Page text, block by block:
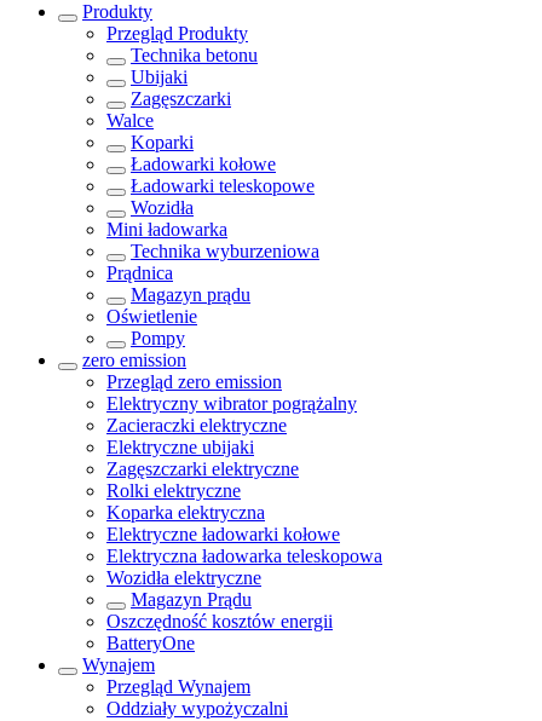
Produkty
Przegląd Produkty
Technika betonu
Ubijaki
Zagęszczarki
Walce
Koparki
Ładowarki kołowe
Ładowarki teleskopowe
Wozidła
Mini ładowarka
Technika wyburzeniowa
Prądnica
Magazyn prądu
Oświetlenie
Pompy
zero emission
Przegląd zero emission
Elektryczny wibrator pogrążalny
Zacieraczki elektryczne
Elektryczne ubijaki
Zagęszczarki elektryczne
Rolki elektryczne
Koparka elektryczna
Elektryczne ładowarki kołowe
Elektryczna ładowarka teleskopowa
Wozidła elektryczne
Magazyn Prądu
Oszczędność kosztów energii
BatteryOne
Wynajem
Przegląd Wynajem
Oddziały wypożyczalni